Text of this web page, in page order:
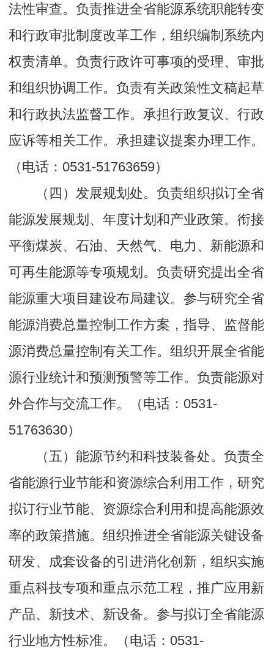
法性审查。负责推进全省能源系统职能转变
和行政审批制度改革工作，组织编制系统内
权责清单。负责行政许可事项的受理、审批
和组织协调工作。负责有关政策性文稿起草
和行政执法监督工作。承担行政复议、行政
应诉等相关工作。承担建议提案办理工作。
（电话：0531-51763659）
（四）发展规划处。负责组织拟订全省
能源发展规划、年度计划和产业政策。衔接
平衡煤炭、石油、天然气、电力、新能源和
可再生能源等专项规划。负责研究提出全省
能源重大项目建设布局建议。参与研究全省
能源消费总量控制工作方案，指导、监督能
源消费总量控制有关工作。组织开展全省能
源行业统计和预测预警等工作。负责能源对
外合作与交流工作。（电话：0531-
51763630）
（五）能源节约和科技装备处。负责全
省能源行业节能和资源综合利用工作，研究
拟订行业节能、资源综合利用和提高能源效
率的政策措施。组织推进全省能源关键设备
研发、成套设备的引进消化创新，组织实施
重点科技专项和重点示范工程，推广应用新
产品、新技术、新设备。参与拟订全省能源
行业地方性标准。（电话：0531-